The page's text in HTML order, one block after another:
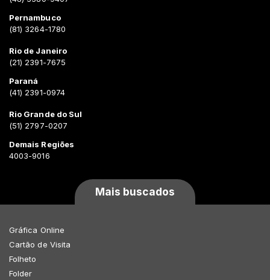
Pernambuco
(81) 3264-1780
Rio de Janeiro
(21) 2391-7675
Paraná
(41) 2391-0974
Rio Grande do Sul
(51) 2797-0207
Demais Regiões
4003-9016
Mais buscados
Gráfica Online
Cartão de Visita
Folheto
Folder